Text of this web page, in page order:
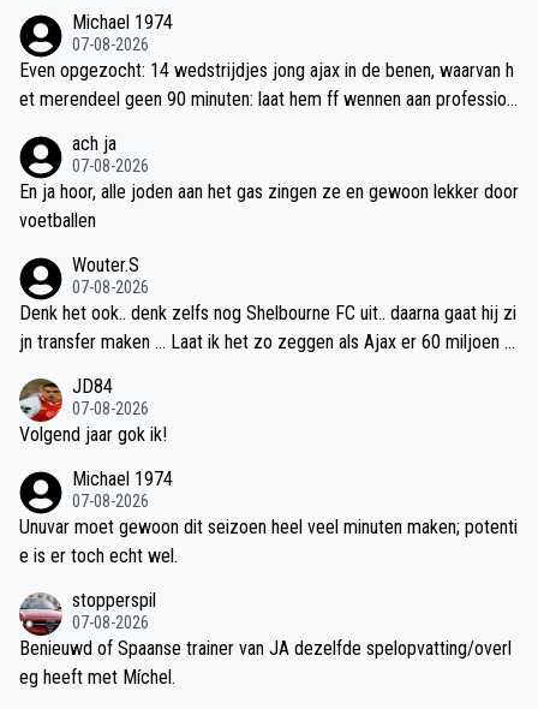
Michael 1974
07-08-2026
Even opgezocht: 14 wedstrijdjes jong ajax in de benen, waarvan h
et merendeel geen 90 minuten: laat hem ff wennen aan profession
ach ja
07-08-2026
En ja hoor, alle joden aan het gas zingen ze en gewoon lekker door
voetballen
Wouter.S
07-08-2026
Denk het ook.. denk zelfs nog Shelbourne FC uit.. daarna gaat hij zi
jn transfer maken … Laat ik het zo zeggen als Ajax er 60 miljoen v
et vergelijkbaar talent (alleen iets minder gerijpt zeg maar) moet t
och wel tussen de 10-15 miljoen te krijgen zijn ?
JD84
07-08-2026
Volgend jaar gok ik!
Michael 1974
07-08-2026
Unuvar moet gewoon dit seizoen heel veel minuten maken; potenti
e is er toch echt wel.
stopperspil
07-08-2026
Benieuwd of Spaanse trainer van JA dezelfde spelopvatting/overl
eg heeft met Míchel.